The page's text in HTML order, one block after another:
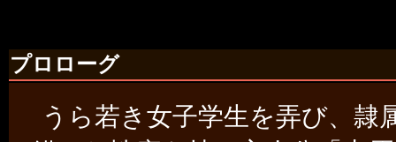
プロローグ
うら若き女子学生を弄び、